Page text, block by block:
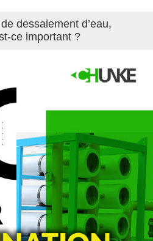
dessalement d’eau,
ce important ?